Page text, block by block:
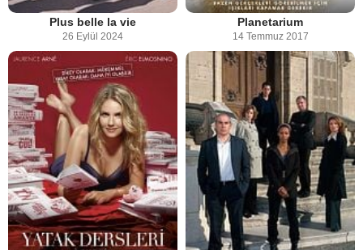
Plus belle la vie
26 Eylül 2024
Planetarium
14 Temmuz 2017